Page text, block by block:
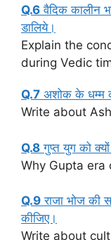
Q.6 वैदिक कालीन
डालिये।
Explain the
during Vedic
Q.7 अशोक के धम्म
Write about
Q.8 गुप्त युग को
Why Gupta era
Q.9 राजा भोज की
कीजिए।
Write about